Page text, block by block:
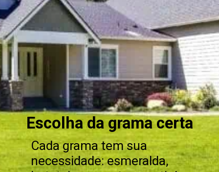
Escolha da grama certa
Cada grama tem sua
necessidade: esmeralda,